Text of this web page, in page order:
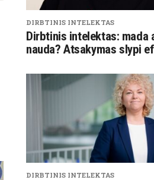
DIRBTINIS INTELEKTAS
Dirbtinis intelektas: mada
nauda? Atsakymas slypi
DIRBTINIS INTELEKTAS